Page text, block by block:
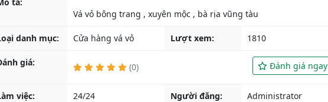
danh mục: Cửa hàng vá vỏ Lượt xem: 1810
giá: (0) Đánh giá ngay
việc: 24/24 Người đăng: Administrator